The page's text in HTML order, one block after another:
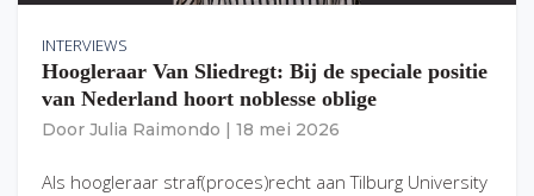
INTERVIEWS
Hoogleraar Van Sliedregt: Bij de speciale positie
van Nederland hoort noblesse oblige
Door Julia Raimondo 18 mei 2026
Als hoogleraar straf(proces)recht aan Tilburg University